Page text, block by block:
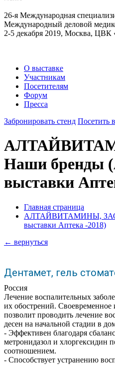
26-я Международная
Международный деловой
2-5 декабря 2019, Москва, ЦВК
О выставке
Участникам
Посетителям
Форум
Пресса
Забронировать стенд Посетить
Наши бренды
выставки
Главная страница
АЛТАЙВИТАМИНЫ, ЗАО
выставки Аптека -2018)
← вернуться
Дентамет, гель
Россия
Лечение воспалительных
их обострений. Своевременное
позволит проводить лечение
десен на начальной стадии в
- Эффективен благодаря
метронидазол и хлоргексидин
соотношением.
- Способствует устранению